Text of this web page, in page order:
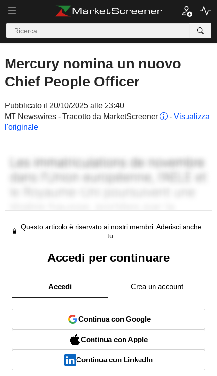
Mercury nomina un nuovo
Chief People Officer
Pubblicato il 20/10/2025 alle 23:40
MT Newswires - Tradotto da MarketScreener
- Visualizza
l'originale
Questo articolo è riservato ai nostri membri. Aderisci anche
tu.
Accedi per continuare
Accedi Crea un account
Continua con Google
Continua con Apple
Continua con LinkedIn